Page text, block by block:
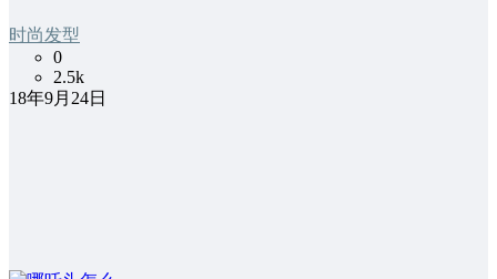
时尚发型
0
2.5k
18年9月24日